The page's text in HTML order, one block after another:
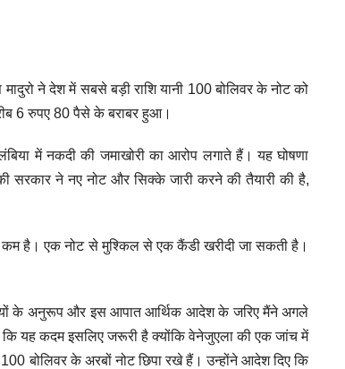
ने देश में सबसे बड़ी राशि यानी 100 बोलिवर के नोट को
6 रुपए 80 पैसे के बराबर हुआ।
में नकदी की जमाखोरी का आरोप लगाते हैं। यह घोषणा
ने नए नोट और सिक्के जारी करने की तैयारी की है,
है। एक नोट से मुश्किल से एक कैंडी खरीदी जा सकती है।
के अनुरूप और इस आपात आर्थिक आदेश के जरिए मैंने अगले
यह कदम इसलिए जरूरी है क्योंकि वेनेजुएला की एक जांच में
बोलिवर के अरबों नोट छिपा रखे हैं। उन्होंने आदेश दिए कि